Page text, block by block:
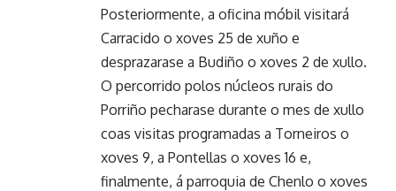
Posteriormente, a oficina móbil visitará
Carracido o xoves 25 de xuño e
desprazarase a Budiño o xoves 2 de xullo.
O percorrido polos núcleos rurais do
Porriño pecharase durante o mes de xullo
coas visitas programadas a Torneiros o
xoves 9, a Pontellas o xoves 16 e,
finalmente, á parroquia de Chenlo o xoves